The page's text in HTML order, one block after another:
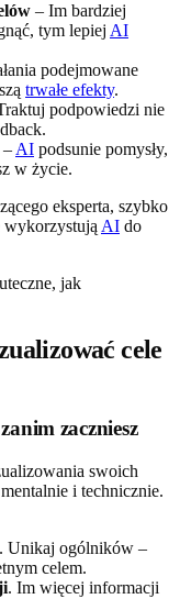
– Im bardziej
tym lepiej AI
podejmowane
trwałe efekty.
podpowiedzi nie
– AI podsunie pomysły,
w życie.
eksperta, szybko
wykorzystują AI do
jak
cele
zaczniesz
swoich
i technicznie.
. Unikaj ogólników –
celem.
. Im więcej informacji